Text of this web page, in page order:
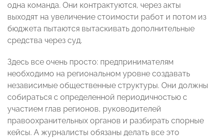
одна команда. Они контрактуются, через акты
выходят на увеличение стоимости работ и потом из
бюджета пытаются вытаскивать дополнительные
средства через суд.
Здесь все очень просто: предпринимателям
необходимо на региональном уровне создавать
независимые общественные структуры. Они должны
собираться с определенной периодичностью с
участием глав регионов, руководителей
правоохранительных органов и разбирать спорные
кейсы. А журналисты обязаны делать все это